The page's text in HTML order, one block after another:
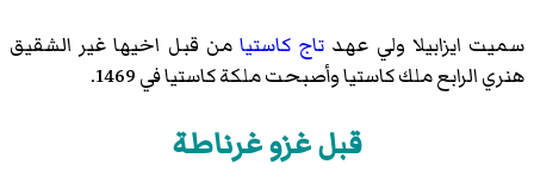
سميت ايزابيلا ولي عهد تاج كاستيا من قبل اخيها غير الشقيق
هنري الرابع ملك كاستياوأصبحت ملكة كاستيا في 1469.
قبل غزو غرناطة